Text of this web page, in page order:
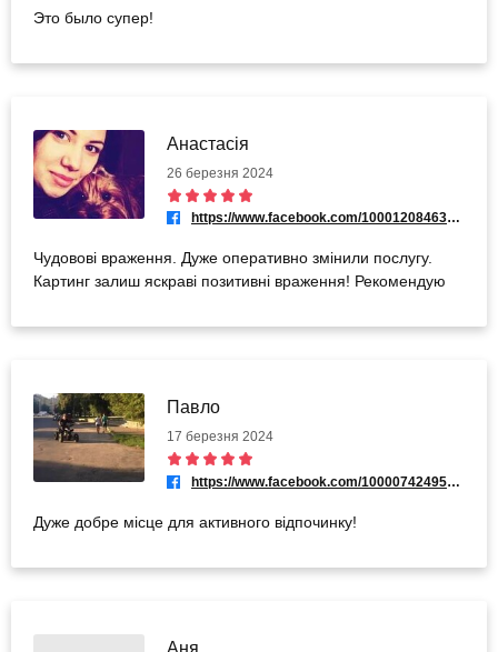
Это было супер!
Анастасія
26 березня 2024
https://www.facebook.com/100012084638674
Чудовові враження. Дуже оперативно змінили послугу.
Картинг залиш яскраві позитивні враження! Рекомендую
Павло
17 березня 2024
https://www.facebook.com/100007424953497
Дуже добре місце для активного відпочинку!